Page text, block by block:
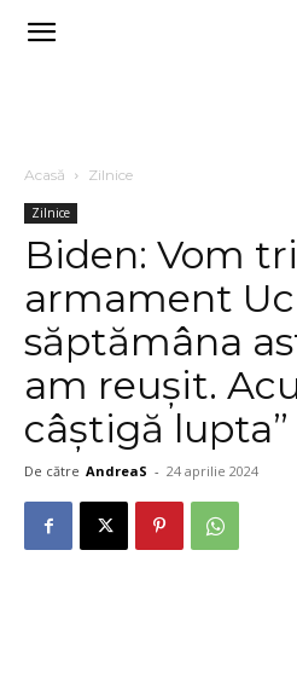
Acasă Zilnice
Zilnice
Biden: Vom
armament
săptămâna
am reușit.
câștigă lupta”
De către AndreaS - 24 aprilie 2024